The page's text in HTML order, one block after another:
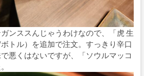
ンススんじゃうわけなので、「虎 生
トル）を追加で注文。すっきり辛口
悪くはないですが、「ソウルマッコ